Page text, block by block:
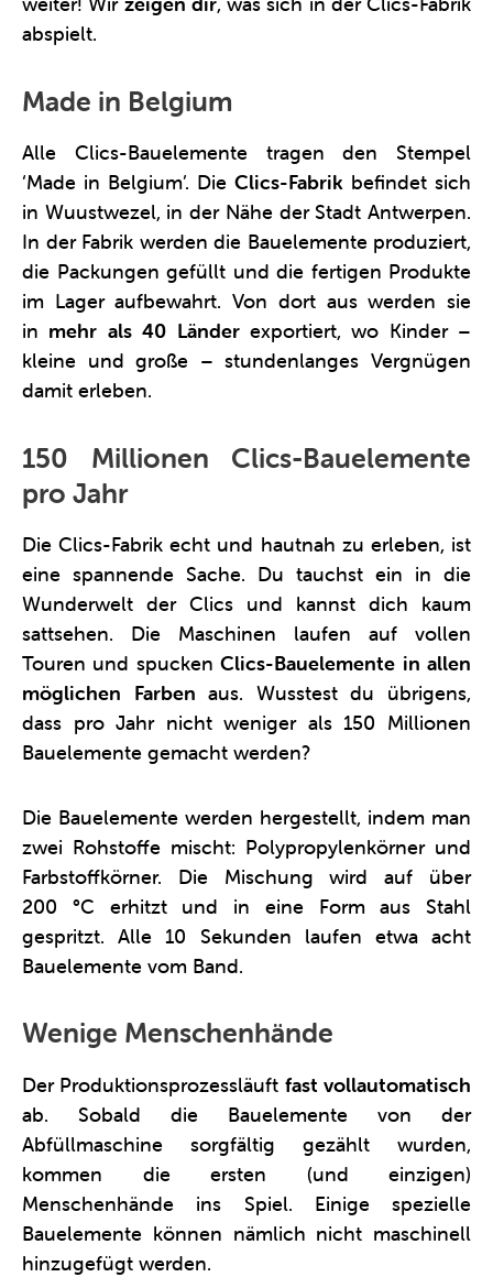
abspielt.
Made in Belgium
Alle Clics-Bauelemente tragen den Stempel
‘Made in Belgium’. Die Clics-Fabrik befindet sich
in Wuustwezel, in der Nähe der Stadt Antwerpen.
In der Fabrik werden die Bauelemente produziert,
die Packungen gefüllt und die fertigen Produkte
im Lager aufbewahrt. Von dort aus werden sie
in mehr als 40 Länder exportiert, wo Kinder –
kleine und große – stundenlanges Vergnügen
damit erleben.
150 Millionen Clics-Bauelemente
pro Jahr
Die Clics-Fabrik echt und hautnah zu erleben, ist
eine spannende Sache. Du tauchst ein in die
Wunderwelt der Clics und kannst dich kaum
sattsehen. Die Maschinen laufen auf vollen
Touren und spuckenClics-Bauelemente in allen
möglichen Farbenaus. Wusstest du übrigens,
dass pro Jahr nicht weniger als 150 Millionen
Bauelemente gemacht werden?
Die Bauelemente werden hergestellt, indem man
zwei Rohstoffe mischt: Polypropylenkörner und
Farbstoffkörner. Die Mischung wird auf über
200 °C erhitzt und in eine Form aus Stahl
gespritzt. Alle 10 Sekunden laufen etwa acht
Bauelemente vom Band.
Wenige Menschenhände
Der Produktionsprozessläuft fast vollautomatisch
ab. Sobald die Bauelemente von der
Abfüllmaschine sorgfältig gezählt wurden,
kommen die ersten (und einzigen)
Menschenhände ins Spiel. Einige spezielle
Bauelemente können nämlich nicht maschinell
hinzugefügt werden.